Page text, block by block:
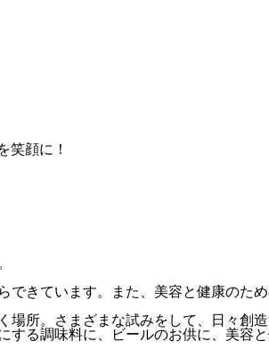
できています。また、美容と健康の
所。さまざまな試みをして、日々創
する調味料に、ビールのお供に、美